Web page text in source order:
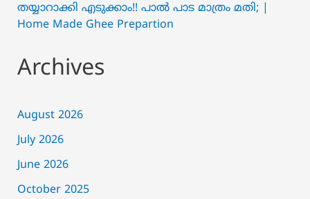
തയ്യാറാക്കി എടുക്കാം!! പാൽ പാട മാത്രം മതി; |
Home Made Ghee Prepartion
Archives
August 2026
July 2026
June 2026
October 2025